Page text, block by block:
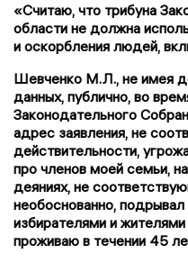
«Считаю, что трибуна
области не должна
и оскорбления людей,
Шевченко М.Л., не имея
данных, публично, во
Законодательного
адрес заявления, не
действительности,
про членов моей семьи,
деяниях, не
необоснованно,
избирателями и
проживаю в течении 45